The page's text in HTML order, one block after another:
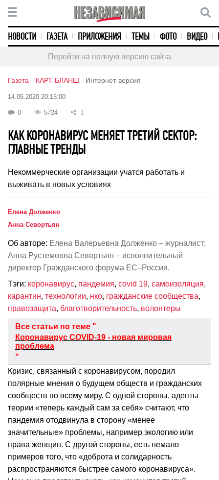
НОВОСТИ ГАЗЕТА ПРИЛОЖЕНИЯ ТЕМЫ ФОТО ВИДЕО
Перейти на полную версию сайта
Газета КАРТ-БЛАНШ Интернет-версия
14.05.2020 20:15:00
0 5724 1
КАК КОРОНАВИРУС МЕНЯЕТ ТРЕТИЙ СЕКТОР:
ГЛАВНЫЕ ТРЕНДЫ
Некоммерческие организации учатся работать и
выживать в новых условиях
Елена Долженко
Анна Севортьян
Об авторе: Елена Валерьевна Долженко – журналист;
Анна Рустемовна Севортьян – исполнительный
директор Гражданского форума ЕС–Россия.
Тэги: коронавирус, пандемия, covid 19, самоизоляция,
карантин, технологии, нко, гражданские сообщества,
правозащита, благотворительность, волонтеры
Все статьи по теме "
Коронавирус COVID-19 - новая мировая
проблема
"
Кризис, связанный с коронавирусом, породил
полярные мнения о будущем обществ и гражданских
сообществ по всему миру. С одной стороны, адепты
теории «теперь каждый сам за себя» считают, что
пандемия отодвинула в сторону «менее
значительные» проблемы, например экологию или
права женщин. С другой стороны, есть немало
примеров того, что «доброта и солидарность
распространяются быстрее самого коронавируса».